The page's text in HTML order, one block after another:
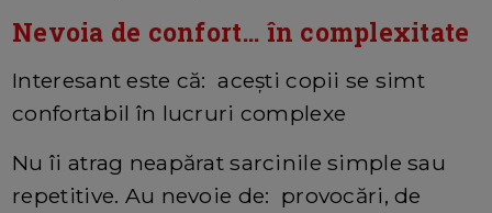
Nevoia de confort… în complexitate
Interesant este că: acești copii se simt
confortabil în lucruri complexe
Nu îi atrag neapărat sarcinile simple sau
repetitive. Au nevoie de: provocări, de